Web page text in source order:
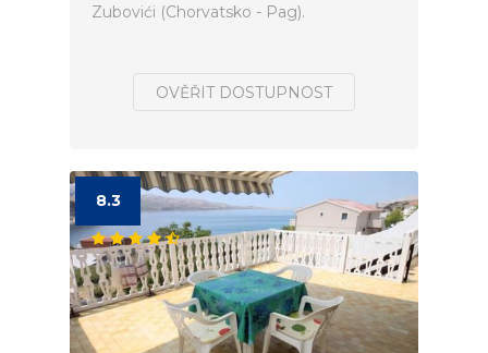
Zubovići (Chorvatsko - Pag).
OVĚŘIT DOSTUPNOST
8.3